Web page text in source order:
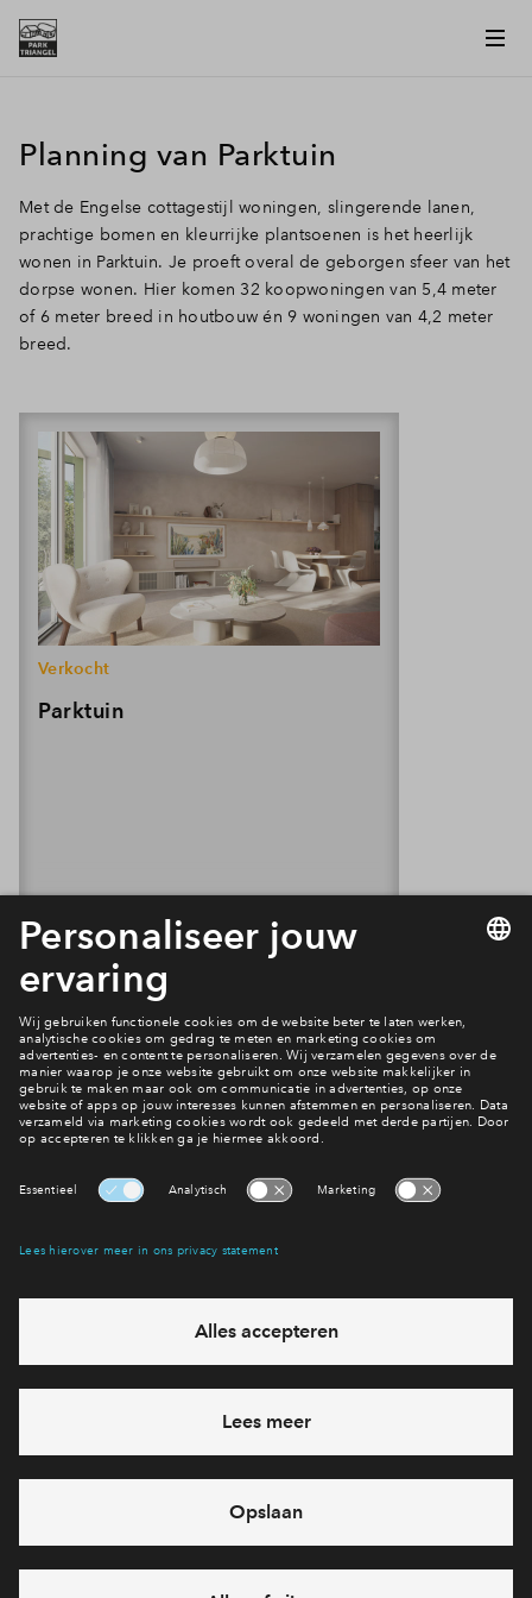
Inloggen
Planning van Parktuin
Met de Engelse cottagestijl woningen, slingerende lanen,
prachtige bomen en kleurrijke plantsoenen is het heerlijk
wonen in Parktuin. Je proeft overal de geborgen sfeer van het
dorpse wonen. Hier komen 32 koopwoningen van 5,4 meter
of 6 meter breed in houtbouw én 9 woningen van 4,2 meter
breed.
Parktuin
Verkocht
Volledige planning
Alles over deze fase
eventuele projecten
Ja, ik wil mij aanmelden
Heb je een vraag en wil je direct antwoord? Bel ons op088 -
712 28 46
6 dagen per week beschikbaar (behalve tijdens
feestdagen)